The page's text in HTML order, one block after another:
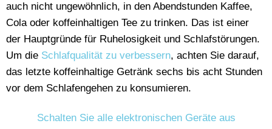
auch nicht ungewöhnlich, in den Abendstunden Kaffee,
Cola oder koffeinhaltigen Tee zu trinken. Das ist einer
der Hauptgründe für Ruhelosigkeit und Schlafstörungen.
Um die Schlafqualität zu verbessern, achten Sie darauf,
das letzte koffeinhaltige Getränk sechs bis acht Stunden
vor dem Schlafengehen zu konsumieren.
Schalten Sie alle elektronischen Geräte aus